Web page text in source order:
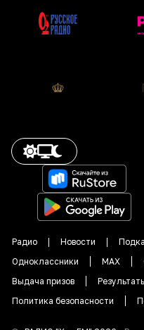
Радио Новости
Одноклассники
MAX
Выдача призов
Политика безопасности